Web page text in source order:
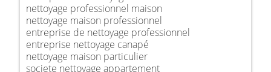
nettoyage professionnel maison
nettoyage maison professionnel
entreprise de nettoyage professionnel
entreprise nettoyage canapé
nettoyage maison particulier
societe nettoyage appartement